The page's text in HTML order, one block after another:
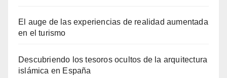
El auge de las experiencias de realidad aumentada
en el turismo
Descubriendo los tesoros ocultos de la arquitectura
islámica en España